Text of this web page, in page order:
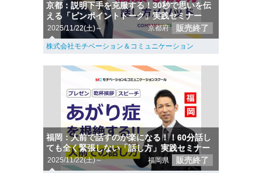
京都：説明下手を克服する！30秒で思いを伝
える「ピンポイントトーク」実践セミナー
2025/11/22(土)～ 京都府 販売終了
株式会社モチベーション＆コミュニケーション
福岡：人前で話すのが楽になる！！60分話し
ても全く緊張しない「話し方」実践セミナー
2025/11/22(土)～ 福岡県 販売終了